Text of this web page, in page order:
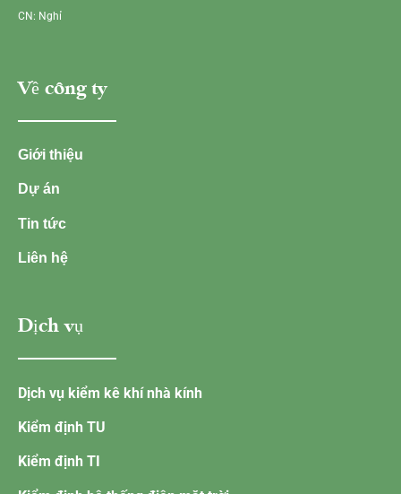
CN: Nghỉ
Về công ty
Giới thiệu
Dự án
Tin tức
Liên hệ
Dịch vụ
Dịch vụ kiểm kê khí nhà kính
Kiểm định TU
Kiểm định TI